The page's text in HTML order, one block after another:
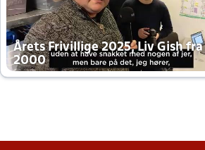
Årets Frivillige 2025, Liv Gish fra
2000